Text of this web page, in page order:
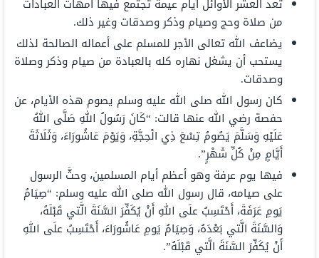
تعد العشر الأوائل أيام عيمة تجتمع فيها أمهات العبادات
من صلاة وحج وصيام وذكر وصدقات وغير ذلك.
يضاعف الله تعالى الأجر للمسلم على أعماله الصالحة لذلك
يستحب أن يشغل نهاره كله بالعبادة من صيام وذكر وصلاة
وصدقات.
كان رسول الله صلى الله عليه وسلم يصوم هذه الأيام، عن
حفصة رضي الله عنها قالت: “كَانَ رَسُولُ اللهِ صَلَّى اللهُ
عَلَيْهِ وَسَلَّمَ يَصُومُ تِسْعَ ذِي الْحِجَّةِ، وَيَوْمَ عَاشُورَاءَ، وَثَلَاثَةَ
أَيَّامٍ مِنْ كُلِّ شَهْرٍ”.
فيها يوم عرفة وهو أعظم أيام المسلمين، وحثَّ الرسول
على صيامه، قال رسول الله صلى الله عليه وسلم: “صِيَامُ
يَومِ عَرَفَةَ، أَحْتَسِبُ علَى اللهِ أَنْ يُكَفِّرَ السَّنَةَ الَّتي قَبْلَهُ،
وَالسَّنَةَ الَّتي بَعْدَهُ، وَصِيَامُ يَومِ عَاشُورَاءَ، أَحْتَسِبُ علَى اللهِ
أَنْ يُكَفِّرَ السَّنَةَ الَّتي قَبْلَهُ”.